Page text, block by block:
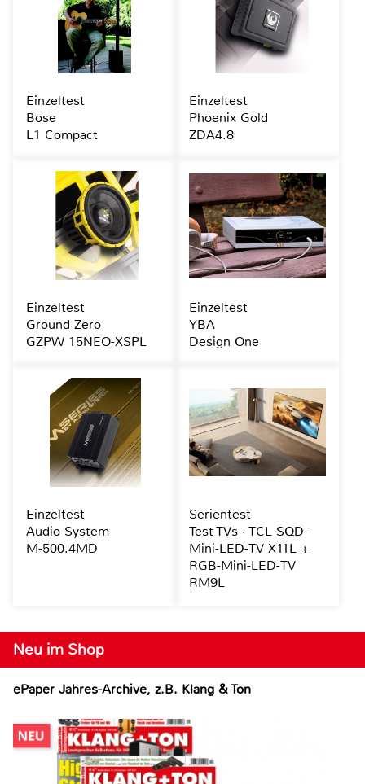
Neu im Shop
ePaper Jahres-Archive, z.B. Klang & Ton
Einzeltest
Bose
L1 Compact
Einzeltest
Phoenix Gold
ZDA4.8
Einzeltest
Ground Zero
GZPW 15NEO-XSPL
Einzeltest
YBA
Design One
Einzeltest
Audio System
M-500.4MD
Serientest
Test TVs · TCL SQD-
Mini-LED-TV X11L +
RGB-Mini-LED-TV
RM9L